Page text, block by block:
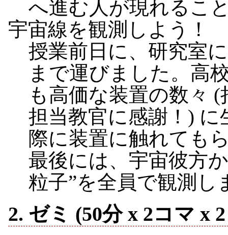
へ進む人が現れるこ
宇宙線を観測しよう！
授業前日に、研究室
まで運びました。高
も高価な装置の数々
担当教官に感謝！)
際に装置に触れても
最後には、宇宙彼方
粒子”を全員で観測し
2. ゼミ (50分 x 2コマ x